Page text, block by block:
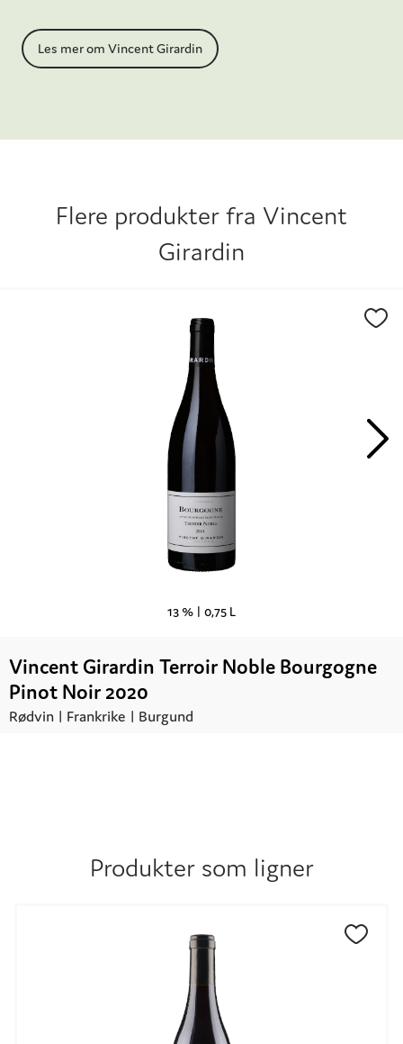
forskjellige viner fra nesten alle appelasjoner i
regionen, inkludert viner fra deres over 60 hektar
Les mer om Vincent Girardin
Flere produkter fra Vincent
Girardin
13 % | 0,75 L
Vincent Girardin Terroir Noble Bourgogne
Pinot Noir 2020
Rødvin | Frankrike | Burgund
Produkter som ligner